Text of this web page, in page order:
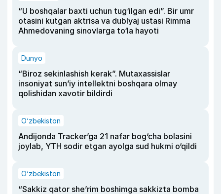
“U boshqalar baxti uchun tug‘ilgan edi”. Bir umr
otasini kutgan aktrisa va dublyaj ustasi Rimma
Ahmedovaning sinovlarga to‘la hayoti
Dunyo
“Biroz sekinlashish kerak”. Mutaxassislar
insoniyat sun’iy intellektni boshqara olmay
qolishidan xavotir bildirdi
O‘zbekiston
Andijonda Tracker’ga 21 nafar bog‘cha bolasini
joylab, YTH sodir etgan ayolga sud hukmi o‘qildi
O‘zbekiston
“Sakkiz qator she’rim boshimga sakkizta bomba